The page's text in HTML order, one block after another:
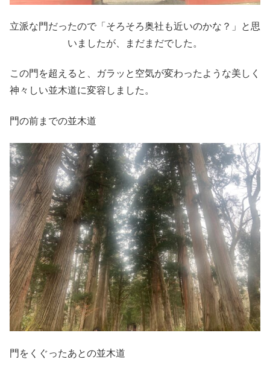
立派な門だったので「そろそろ奥社も近いのかな？」と思
いましたが、まだまだでした。
この門を超えると、ガラッと空気が変わったような美しく
神々しい並木道に変容しました。
門の前までの並木道
門をくぐったあとの並木道